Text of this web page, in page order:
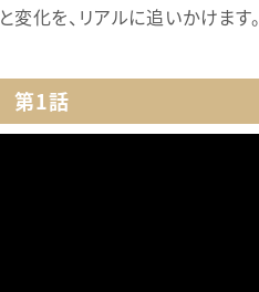
と変化を、リアルに追いかけます。
第1話